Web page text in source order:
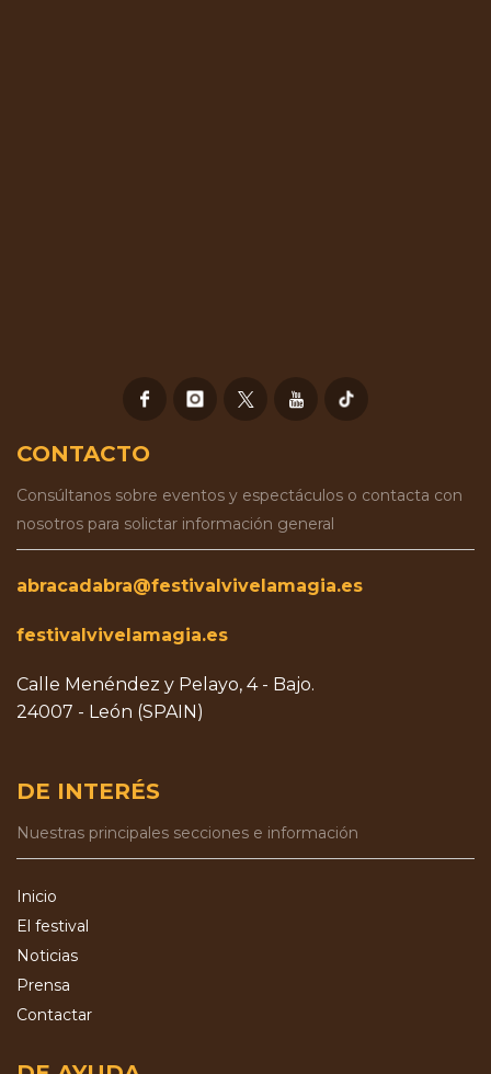
CONTACTO
Consúltanos sobre eventos y espectáculos o contacta con
nosotros para solictar información general
abracadabra@festivalvivelamagia.es
festivalvivelamagia.es
Calle Menéndez y Pelayo, 4 - Bajo.
24007 - León (SPAIN)
DE INTERÉS
Nuestras principales secciones e información
Inicio
El festival
Noticias
Prensa
Contactar